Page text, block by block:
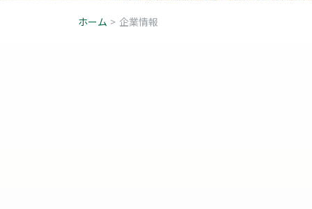
ホーム > 企業情報